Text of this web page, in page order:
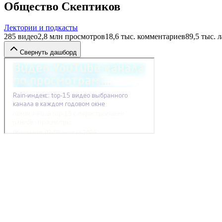
Общество Скептиков
Лектории и подкасты
285 видео2,8 млн просмотров18,6 тыс. комментариев89,5 тыс.
Свернуть дашборд